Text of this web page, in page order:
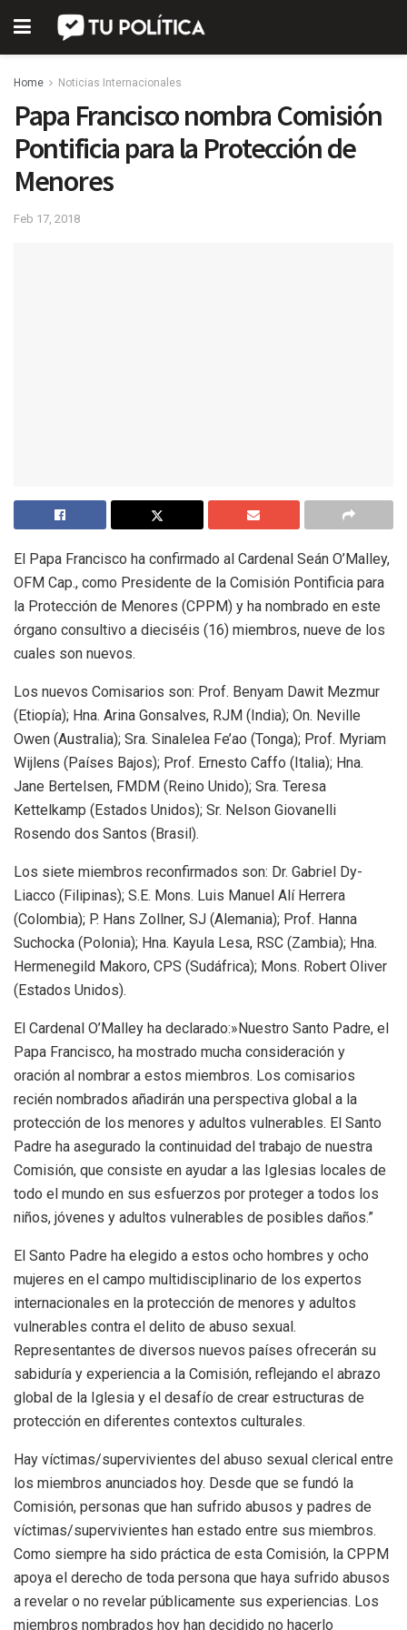
Home Noticias Internacionales
Papa Francisco nombra Comisión
Pontificia para la Protección de
Menores
Feb 17, 2018
El Papa Francisco ha confirmado al Cardenal Seán O’Malley,
OFM Cap., como Presidente de la Comisión Pontificia para
la Protección de Menores (CPPM) y ha nombrado en este
órgano consultivo a dieciséis (16) miembros, nueve de los
cuales son nuevos.
Los nuevos Comisarios son: Prof. Benyam Dawit Mezmur
(Etiopía); Hna. Arina Gonsalves, RJM (India); On. Neville
Owen (Australia); Sra. Sinalelea Fe’ao (Tonga); Prof. Myriam
Wijlens (Países Bajos); Prof. Ernesto Caffo (Italia); Hna.
Jane Bertelsen, FMDM (Reino Unido); Sra. Teresa
Kettelkamp (Estados Unidos); Sr. Nelson Giovanelli
Rosendo dos Santos (Brasil).
Los siete miembros reconfirmados son: Dr. Gabriel Dy-
Liacco (Filipinas); S.E. Mons. Luis Manuel Alí Herrera
(Colombia); P. Hans Zollner, SJ (Alemania); Prof. Hanna
Suchocka (Polonia); Hna. Kayula Lesa, RSC (Zambia); Hna.
Hermenegild Makoro, CPS (Sudáfrica); Mons. Robert Oliver
(Estados Unidos).
El Cardenal O’Malley ha declarado:»Nuestro Santo Padre, el
Papa Francisco, ha mostrado mucha consideración y
oración al nombrar a estos miembros. Los comisarios
recién nombrados añadirán una perspectiva global a la
protección de los menores y adultos vulnerables. El Santo
Padre ha asegurado la continuidad del trabajo de nuestra
Comisión, que consiste en ayudar a las Iglesias locales de
todo el mundo en sus esfuerzos por proteger a todos los
niños, jóvenes y adultos vulnerables de posibles daños.”
El Santo Padre ha elegido a estos ocho hombres y ocho
mujeres en el campo multidisciplinario de los expertos
internacionales en la protección de menores y adultos
vulnerables contra el delito de abuso sexual.
Representantes de diversos nuevos países ofrecerán su
sabiduría y experiencia a la Comisión, reflejando el abrazo
global de la Iglesia y el desafío de crear estructuras de
protección en diferentes contextos culturales.
Hay víctimas/supervivientes del abuso sexual clerical entre
los miembros anunciados hoy. Desde que se fundó la
Comisión, personas que han sufrido abusos y padres de
víctimas/supervivientes han estado entre sus miembros.
Como siempre ha sido práctica de esta Comisión, la CPPM
apoya el derecho de toda persona que haya sufrido abusos
a revelar o no revelar públicamente sus experiencias. Los
miembros nombrados hoy han decidido no hacerlo